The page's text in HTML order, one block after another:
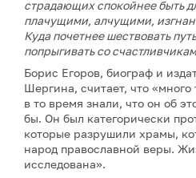
страдающих спокойнее быть
плачущими, алчущими,
Куда почетнее шествовать
попрыгивать со
Борис Егоров, биограф и
Шергина, считает, что
в то время знали, что он об
бы. Он был категорически
которые разрушили храмы,
народ православной веры.
исследована».